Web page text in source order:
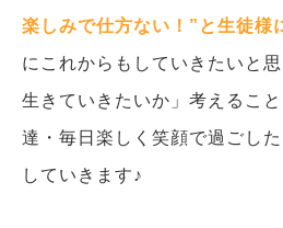
楽しみで仕方ない！”と生徒様
にこれからもしていきたいと
生きていきたいか」考えるこ
達・毎日楽しく笑顔で過ごし
していきます♪